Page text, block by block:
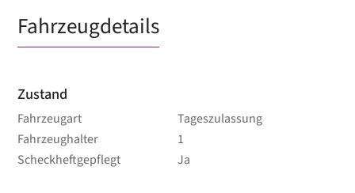
Fahrzeugdetails
Zustand
Fahrzeugart
Tageszulassung
Fahrzeughalter
1
Scheckheftgepflegt
Ja